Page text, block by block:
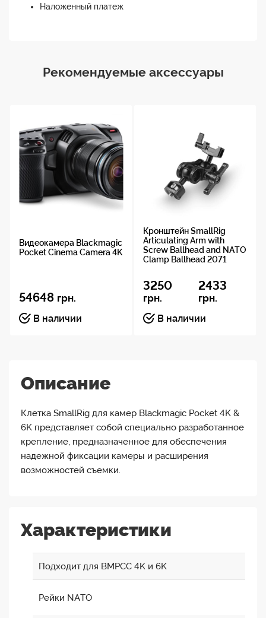
Наложенный платеж
Рекомендуемые аксессуары
Видеокамера Blackmagic
Pocket Cinema Camera 4K
54648 грн.
В наличии
Кронштейн SmallRig
Articulating Arm with
Screw Ballhead and NATO
Clamp Ballhead 2071
3250
грн.
2433
грн.
В наличии
Описание
Клетка SmallRig для камер Blackmagic Pocket 4K &
6K представляет собой специально разработанное
крепление, предназначенное для обеспечения
надежной фиксации камеры и расширения
возможностей съемки.
Характеристики
Подходит для BMPCC 4K и 6K
Рейки NATO